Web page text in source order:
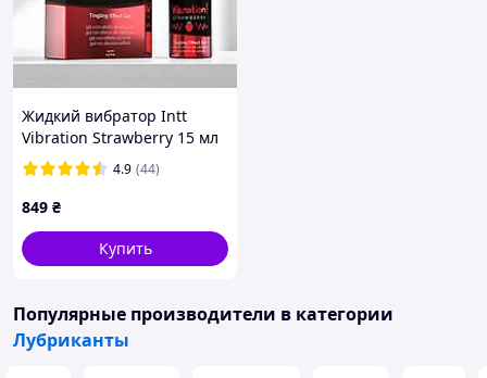
Жидкий вибратор Intt
Vibration Strawberry 15 мл
густой вкусный гель до 30
минут действия
4.9 (44)
849 ₴
Купить
Популярные производители в категории
Лубриканты